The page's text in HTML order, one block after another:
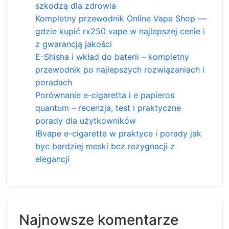
szkodzą dla zdrowia
Kompletny przewodnik Online Vape Shop —
gdzie kupić rx250 vape w najlepszej cenie i
z gwarancją jakości
E-Shisha i wkład do baterii – kompletny
przewodnik po najlepszych rozwiązaniach i
poradach
Porównanie e-cigaretta i e papieros
quantum – recenzja, test i praktyczne
porady dla użytkowników
IBvape e-cigarette w praktyce i porady jak
byc bardziej meski bez rezygnacji z
elegancji
Najnowsze komentarze